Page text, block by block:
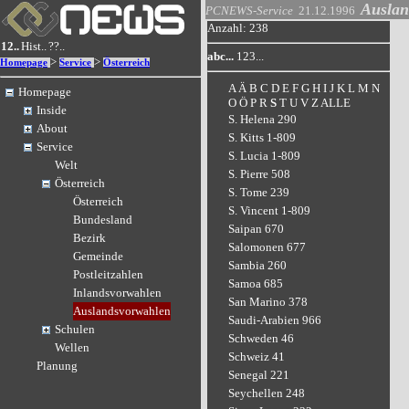
12..Hist..??..
Homepage > Service > Österreich
Homepage
Inside
About
Service
Welt
Österreich
Österreich
Bundesland
Bezirk
Gemeinde
Postleitzahlen
Inlandsvorwahlen
Auslandsvorwahlen
Schulen
Wellen
Planung
PCNEWS-Service 21.12.1996
Anzahl: 238
abc... 123...
A Ä B C D E F G H I J K L M N
O Ö P R S T U V Z ALLE
S. Helena 290
S. Kitts 1-809
S. Lucia 1-809
S. Pierre 508
S. Tome 239
S. Vincent 1-809
Saipan 670
Salomonen 677
Sambia 260
Samoa 685
San Marino 378
Saudi-Arabien 966
Schweden 46
Schweiz 41
Senegal 221
Seychellen 248